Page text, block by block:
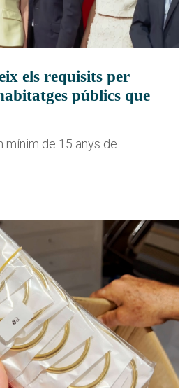
els requisits per
públics que
mínim de 15 anys de